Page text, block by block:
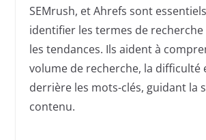
SEMrush, et Ahrefs sont
identifier les termes de
les tendances. Ils aident à
volume de recherche, la difficulté
derrière les mots-clés, guidant la
contenu.